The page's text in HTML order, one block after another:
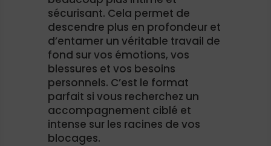
sécurisant. Cela permet de
descendre plus en profondeur et
d’entamer un véritable travail de
fond sur vos émotions, vos
blessures et vos besoins
personnels. C’est le format
parfait si vous recherchez un
accompagnement ciblé et
intense sur les racines de vos
blocages.